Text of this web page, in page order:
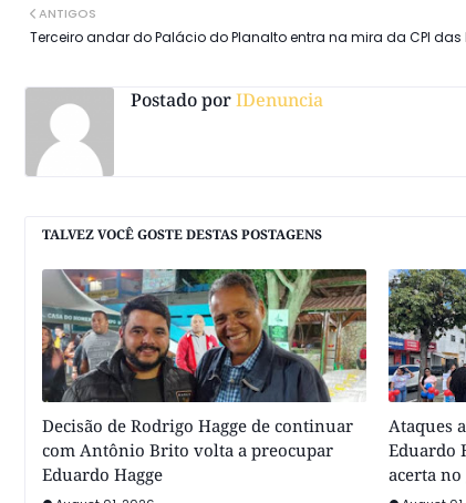
ANTIGOS
Terceiro andar do Palácio do Planalto entra na mira da CPI das
Postado porIDenuncia
TALVEZ VOCÊ GOSTE DESTAS POSTAGENS
Decisão de Rodrigo Hagge de continuar
com Antônio Brito volta a preocupar
Eduardo Hagge
Ataques
Eduardo
acerta